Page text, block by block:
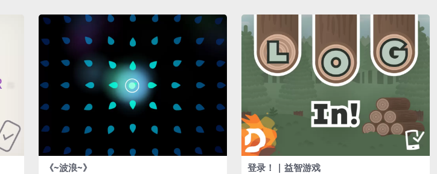
《~波浪~》 登录！ | 益智游戏